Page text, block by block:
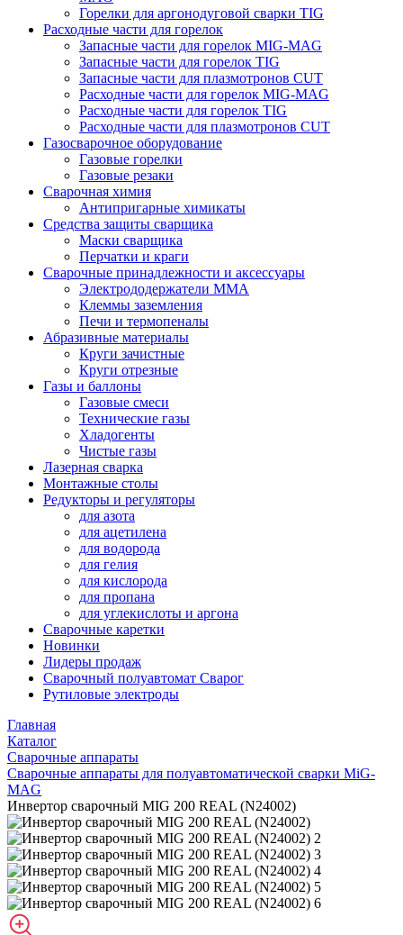
Горелки для аргонодуговой сварки TIG
Расходные части для горелок
Запасные части для горелок MIG-MAG
Запасные части для горелок TIG
Запасные части для плазмотронов CUT
Расходные части для горелок MIG-MAG
Расходные части для горелок TIG
Расходные части для плазмотронов CUT
Газосварочное оборудование
Газовые горелки
Газовые резаки
Сварочная химия
Антипригарные химикаты
Средства защиты сварщика
Маски сварщика
Перчатки и краги
Сварочные принадлежности и аксессуары
Электрододержатели MMA
Клеммы заземления
Печи и термопеналы
Абразивные материалы
Круги зачистные
Круги отрезные
Газы и баллоны
Газовые смеси
Технические газы
Хладогенты
Чистые газы
Лазерная сварка
Монтажные столы
Редукторы и регуляторы
для азота
для ацетилена
для водорода
для гелия
для кислорода
для пропана
для углекислоты и аргона
Сварочные каретки
Новинки
Лидеры продаж
Сварочный полуавтомат Сварог
Рутиловые электроды
Главная
Каталог
Сварочные аппараты
Сварочные аппараты для полуавтоматической сварки MiG-
MAG
Инвертор сварочный MIG 200 REAL (N24002)